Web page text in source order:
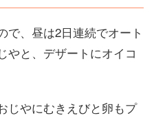
で、昼は2日連続でオート
やと、デザートにオイコ
じやにむきえびと卵もプ